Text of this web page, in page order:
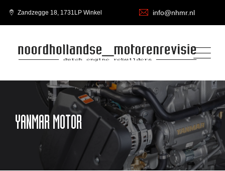
Zandzegge 18, 1731LP Winkel info@nhmr.nl
YANMAR MOTOR